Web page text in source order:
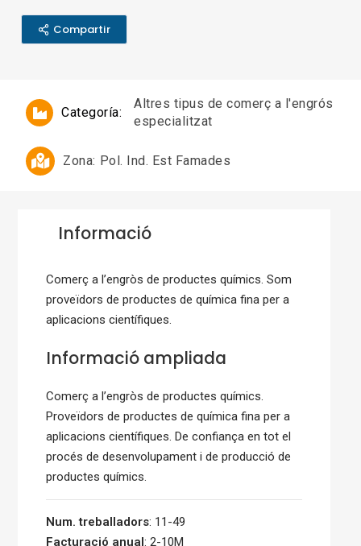
Compartir
Categoría:
Altres tipus de comerç a l'engrós
especialitzat
Zona: Pol. Ind. Est Famades
Informació
Comerç a l’engròs de productes químics. Som
proveïdors de productes de química fina per a
aplicacions científiques.
Informació ampliada
Comerç a l’engròs de productes químics.
Proveïdors de productes de química fina per a
aplicacions científiques. De confiança en tot el
procés de desenvolupament i de producció de
productes químics.
Num. treballadors: 11-49
Facturació anual: 2-10M